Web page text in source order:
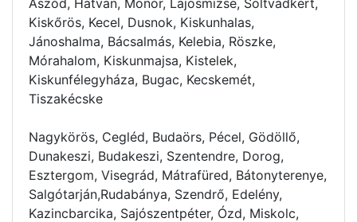
Kiskőrös, Kecel, Dusnok, Kiskunhalas,
Jánoshalma, Bácsalmás, Kelebia, Röszke,
Mórahalom, Kiskunmajsa, Kistelek,
Kiskunfélegyháza, Bugac, Kecskemét,
Tiszakécske
Nagykörös, Cegléd, Budaörs, Pécel, Gödöllő,
Dunakeszi, Budakeszi, Szentendre, Dorog,
Esztergom, Visegrád, Mátrafüred, Bátonyterenye,
Salgótarján,Rudabánya, Szendrő, Edelény,
Kazincbarcika, Sajószentpéter, Ózd, Miskolc,